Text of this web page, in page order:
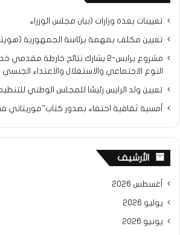
تعيينات بعدة وزارات (بيان مجلس الوزراء
تعيين مكلف بمهمة برئاسة الجمهورية
مشروع برابس-2 يشارك نتائح خارطة
النوع الاجتماعي والاستغلال والاعتداء
تعيين ولد الرايس رئيسًا للمجلس الوطني
أمسية ثقافية احتفاء بصدور كتاب”موريتاني
الأرشيف
أغسطس 2026
يوليو 2026
يونيو 2026